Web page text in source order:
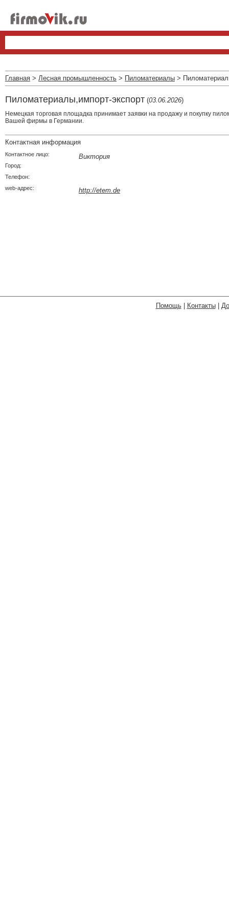
Главная > Лесная промышленность > Пиломатериалы >
Пиломатериалы,импорт-экспорт (03.06.2026)
Немецкая торговая площадка принимает заявки на продажу и покупку
Вашей фирмы в Германии.
Контактная информация
Контактное лицо: Виктория
Город:
Телефон:
web-адрес:
http://etem.de
Помощь| Контакты|